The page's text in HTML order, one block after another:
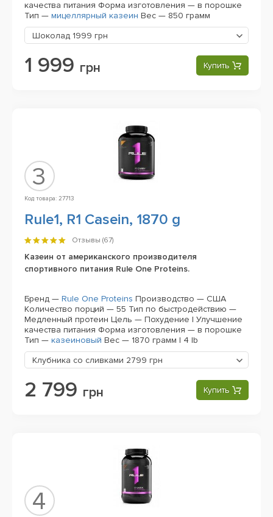
качества питания Форма изготовления — в порошке
Тип — мицеллярный казеин Вес — 850 грамм
Шоколад 1999 грн
1 999 грн Купить
3
Код товара: 27713
Rule1, R1 Casein, 1870 g
Отзывы (67)
Казеин от американского производителя
спортивного питания Rule One Proteins.
Бренд — Rule One Proteins Производство — США
Количество порций — 55 Тип по быстродействию —
Медленный протеин Цель — Похудение | Улучшение
качества питания Форма изготовления — в порошке
Тип — казеиновый Вес — 1870 грамм | 4 lb
Клубника со сливками 2799 грн
2 799 грн Купить
4